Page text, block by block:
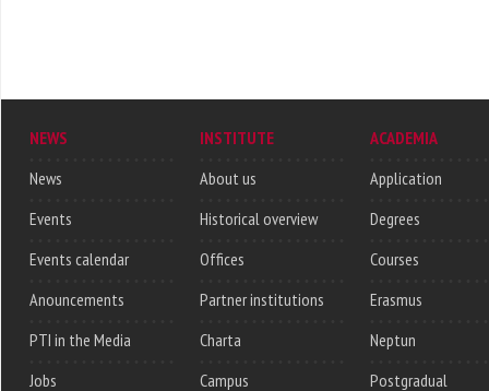
NEWS
News
Events
Events calendar
Anouncements
PTI in the Media
Jobs
INSTITUTE
About us
Historical overview
Offices
Partner institutions
Charta
Campus
ACADEMIA
Application
Degrees
Courses
Erasmus
Neptun
Postgradual